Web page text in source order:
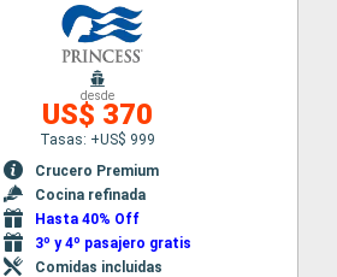
desde
US$ 370
Tasas: +US$ 999
Crucero Premium
Cocina refinada
Hasta 40% Off
3º y 4º pasajero gratis
Comidas incluidas